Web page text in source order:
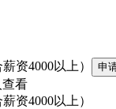
资4000以上） 申
查看
资4000以上）